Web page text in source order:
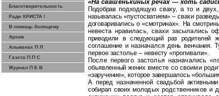
Благотворительность
Ради ХРИСТА !
В помощь болящему
Архив
Альманах П Л
Газета П П С
Журнал П Е В
«Насвашенькиныхречах — хоть
Подобрав подходящую сваху, а то и
называлась «пустосватием» – свахи
договаривались о «смотринах». На
невеста нравилась, свахи засылались
приводили вследующий раз родителей
соглашение и назначалсядень венчания.
первое застолье – невесту «пропивали».
После первого застолья назначались
объявленный жених вместе со своими
«заручение», которое завершалось «боль
А перед назначенной свадьбой
собирал своих молодых родственников и